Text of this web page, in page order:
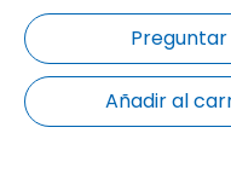
Preguntar
Añadir al